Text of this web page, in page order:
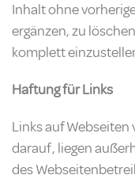
Inhalt ohne
ergänzen, zu
komplett
Haftung für Links
Links auf
darauf, liegen
des